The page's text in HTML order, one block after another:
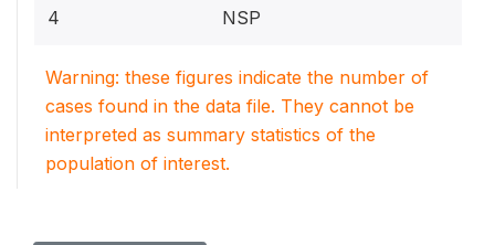
4 NSP
Warning: these figures indicate the number of
cases found in the data file. They cannot be
interpreted as summary statistics of the
population of interest.